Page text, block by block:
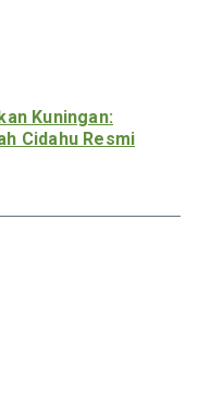
Kuningan:
Cidahu Resmi